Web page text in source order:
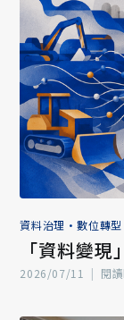
資料治理 •數位轉型
「資料變
2026/07/11 | 閱